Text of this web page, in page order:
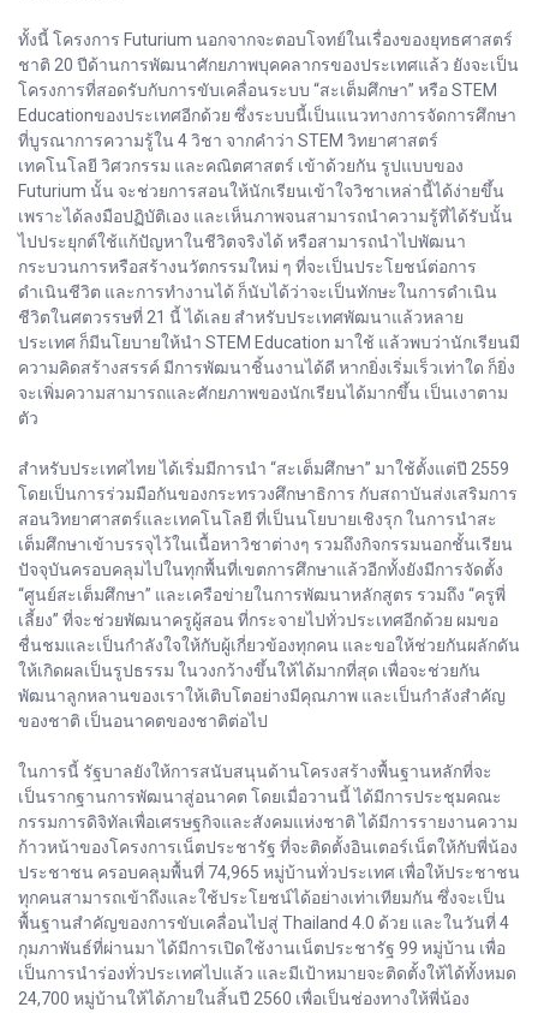
ทั้งนี้ โครงการ Futurium นอกจากจะตอบโจทย์ในเรื่องของยุทธศาสตร์
ชาติ 20 ปีด้านการพัฒนาศักยภาพบุคคลากรของประเทศแล้ว ยังจะเป็น
โครงการที่สอดรับกับการขับเคลื่อนระบบ “สะเต็มศึกษา” หรือ STEM
Educationของประเทศอีกด้วย ซึ่งระบบนี้เป็นแนวทางการจัดการศึกษา
ที่บูรณาการความรู้ใน 4 วิชา จากคำว่า STEM วิทยาศาสตร์
เทคโนโลยี วิศวกรรม และคณิตศาสตร์ เข้าด้วยกัน รูปแบบของ
Futurium นั้น จะช่วยการสอนให้นักเรียนเข้าใจวิชาเหล่านี้ได้ง่ายขึ้น
เพราะได้ลงมือปฏิบัติเอง และเห็นภาพจนสามารถนำความรู้ที่ได้รับนั้น
ไปประยุกต์ใช้แก้ปัญหาในชีวิตจริงได้ หรือสามารถนำไปพัฒนา
กระบวนการหรือสร้างนวัตกรรมใหม่ ๆ ที่จะเป็นประโยชน์ต่อการ
ดำเนินชีวิต และการทำงานได้ ก็นับได้ว่าจะเป็นทักษะในการดำเนิน
ชีวิตในศตวรรษที่ 21 นี้ ได้เลย สำหรับประเทศพัฒนาแล้วหลาย
ประเทศ ก็มีนโยบายให้นำ STEM Education มาใช้ แล้วพบว่านักเรียนมี
ความคิดสร้างสรรค์ มีการพัฒนาชิ้นงานได้ดี หากยิ่งเริ่มเร็วเท่าใด ก็ยิ่ง
จะเพิ่มความสามารถและศักยภาพของนักเรียนได้มากขึ้น เป็นเงาตาม
ตัว
สำหรับประเทศไทย ได้เริ่มมีการนำ “สะเต็มศึกษา” มาใช้ตั้งแต่ปี 2559
โดยเป็นการร่วมมือกันของกระทรวงศึกษาธิการ กับสถาบันส่งเสริมการ
สอนวิทยาศาสตร์และเทคโนโลยี ที่เป็นนโยบายเชิงรุก ในการนำสะ
เต็มศึกษาเข้าบรรจุไว้ในเนื้อหาวิชาต่างๆ รวมถึงกิจกรรมนอกชั้นเรียน
ปัจจุบันครอบคลุมไปในทุกพื้นที่เขตการศึกษาแล้วอีกทั้งยังมีการจัดตั้ง
“ศูนย์สะเต็มศึกษา” และเครือข่ายในการพัฒนาหลักสูตร รวมถึง “ครูพี่
เลี้ยง” ที่จะช่วยพัฒนาครูผู้สอน ที่กระจายไปทั่วประเทศอีกด้วย ผมขอ
ชื่นชมและเป็นกำลังใจให้กับผู้เกี่ยวข้องทุกคน และขอให้ช่วยกันผลักดัน
ให้เกิดผลเป็นรูปธรรม ในวงกว้างขึ้นให้ได้มากที่สุด เพื่อจะช่วยกัน
พัฒนาลูกหลานของเราให้เติบโตอย่างมีคุณภาพ และเป็นกำลังสำคัญ
ของชาติ เป็นอนาคตของชาติต่อไป
ในการนี้ รัฐบาลยังให้การสนับสนุนด้านโครงสร้างพื้นฐานหลักที่จะ
เป็นรากฐานการพัฒนาสู่อนาคต โดยเมื่อวานนี้ ได้มีการประชุมคณะ
กรรมการดิจิทัลเพื่อเศรษฐกิจและสังคมแห่งชาติ ได้มีการรายงานความ
ก้าวหน้าของโครงการเน็ตประชารัฐ ที่จะติดตั้งอินเตอร์เน็ตให้กับพี่น้อง
ประชาชน ครอบคลุมพื้นที่ 74,965 หมู่บ้านทั่วประเทศ เพื่อให้ประชาชน
ทุกคนสามารถเข้าถึงและใช้ประโยชน์ได้อย่างเท่าเทียมกัน ซึ่งจะเป็น
พื้นฐานสำคัญของการขับเคลื่อนไปสู่ Thailand 4.0 ด้วย และในวันที่ 4
กุมภาพันธ์ที่ผ่านมา ได้มีการเปิดใช้งานเน็ตประชารัฐ 99 หมู่บ้าน เพื่อ
เป็นการนำร่องทั่วประเทศไปแล้ว และมีเป้าหมายจะติดตั้งให้ได้ทั้งหมด
24,700 หมู่บ้านให้ได้ภายในสิ้นปี 2560 เพื่อเป็นช่องทางให้พี่น้อง